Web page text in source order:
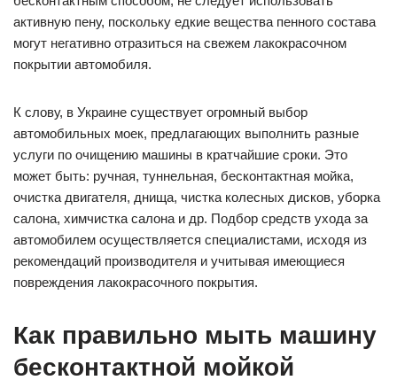
активную пену, поскольку едкие вещества пенного состава
могут негативно отразиться на свежем лакокрасочном
покрытии автомобиля.
К слову, в Украине существует огромный выбор
автомобильных моек, предлагающих выполнить разные
услуги по очищению машины в кратчайшие сроки. Это
может быть: ручная, туннельная, бесконтактная мойка,
очистка двигателя, днища, чистка колесных дисков, уборка
салона, химчистка салона и др. Подбор средств ухода за
автомобилем осуществляется специалистами, исходя из
рекомендаций производителя и учитывая имеющиеся
повреждения лакокрасочного покрытия.
Как правильно мыть машину
бесконтактной мойкой